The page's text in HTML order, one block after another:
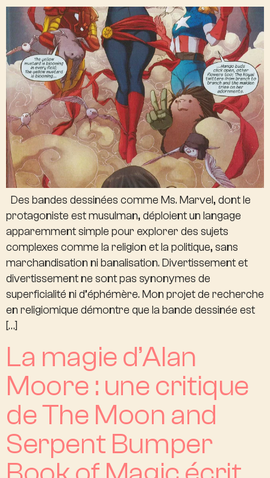
Des bandes dessinées comme Ms. Marvel, dont le
protagoniste est musulman, déploient un langage
apparemment simple pour explorer des sujets
complexes comme la religion et la politique, sans
marchandisation ni banalisation. Divertissement et
divertissement ne sont pas synonymes de
superficialité ni d’éphémère. Mon projet de recherche
en religiomique démontre que la bande dessinée est
[…]
La magie d’Alan
Moore : une critique
de The Moon and
Serpent Bumper